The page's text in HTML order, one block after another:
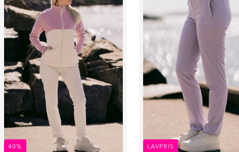
40% LAVPRIS